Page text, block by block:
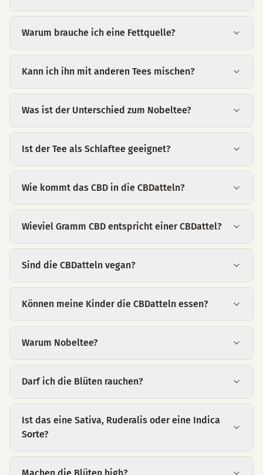
Warum brauche ich eine Fettquelle?
Kann ich ihn mit anderen Tees mischen?
Was ist der Unterschied zum Nobeltee?
Ist der Tee als Schlaftee geeignet?
Wie kommt das CBD in die CBDatteln?
Wieviel Gramm CBD entspricht einer CBDattel?
Sind die CBDatteln vegan?
Können meine Kinder die CBDatteln essen?
Warum Nobeltee?
Darf ich die Blüten rauchen?
Ist das eine Sativa, Ruderalis oder eine Indica
Sorte?